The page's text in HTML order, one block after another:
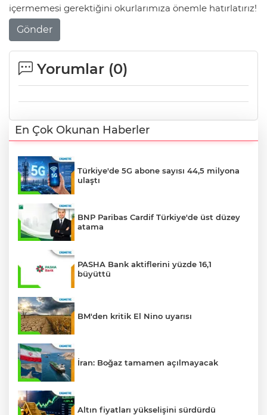
içermemesi gerektiğini okurlarımıza önemle hatırlatırız!
Gönder
Yorumlar (0)
En Çok Okunan Haberler
Türkiye'de 5G abone sayısı 44,5 milyona
ulaştı
BNP Paribas Cardif Türkiye'de üst düzey
atama
PASHA Bank aktiflerini yüzde 16,1
büyüttü
BM'den kritik El Nino uyarısı
İran: Boğaz tamamen açılmayacak
Altın fiyatları yükselişini sürdürdü